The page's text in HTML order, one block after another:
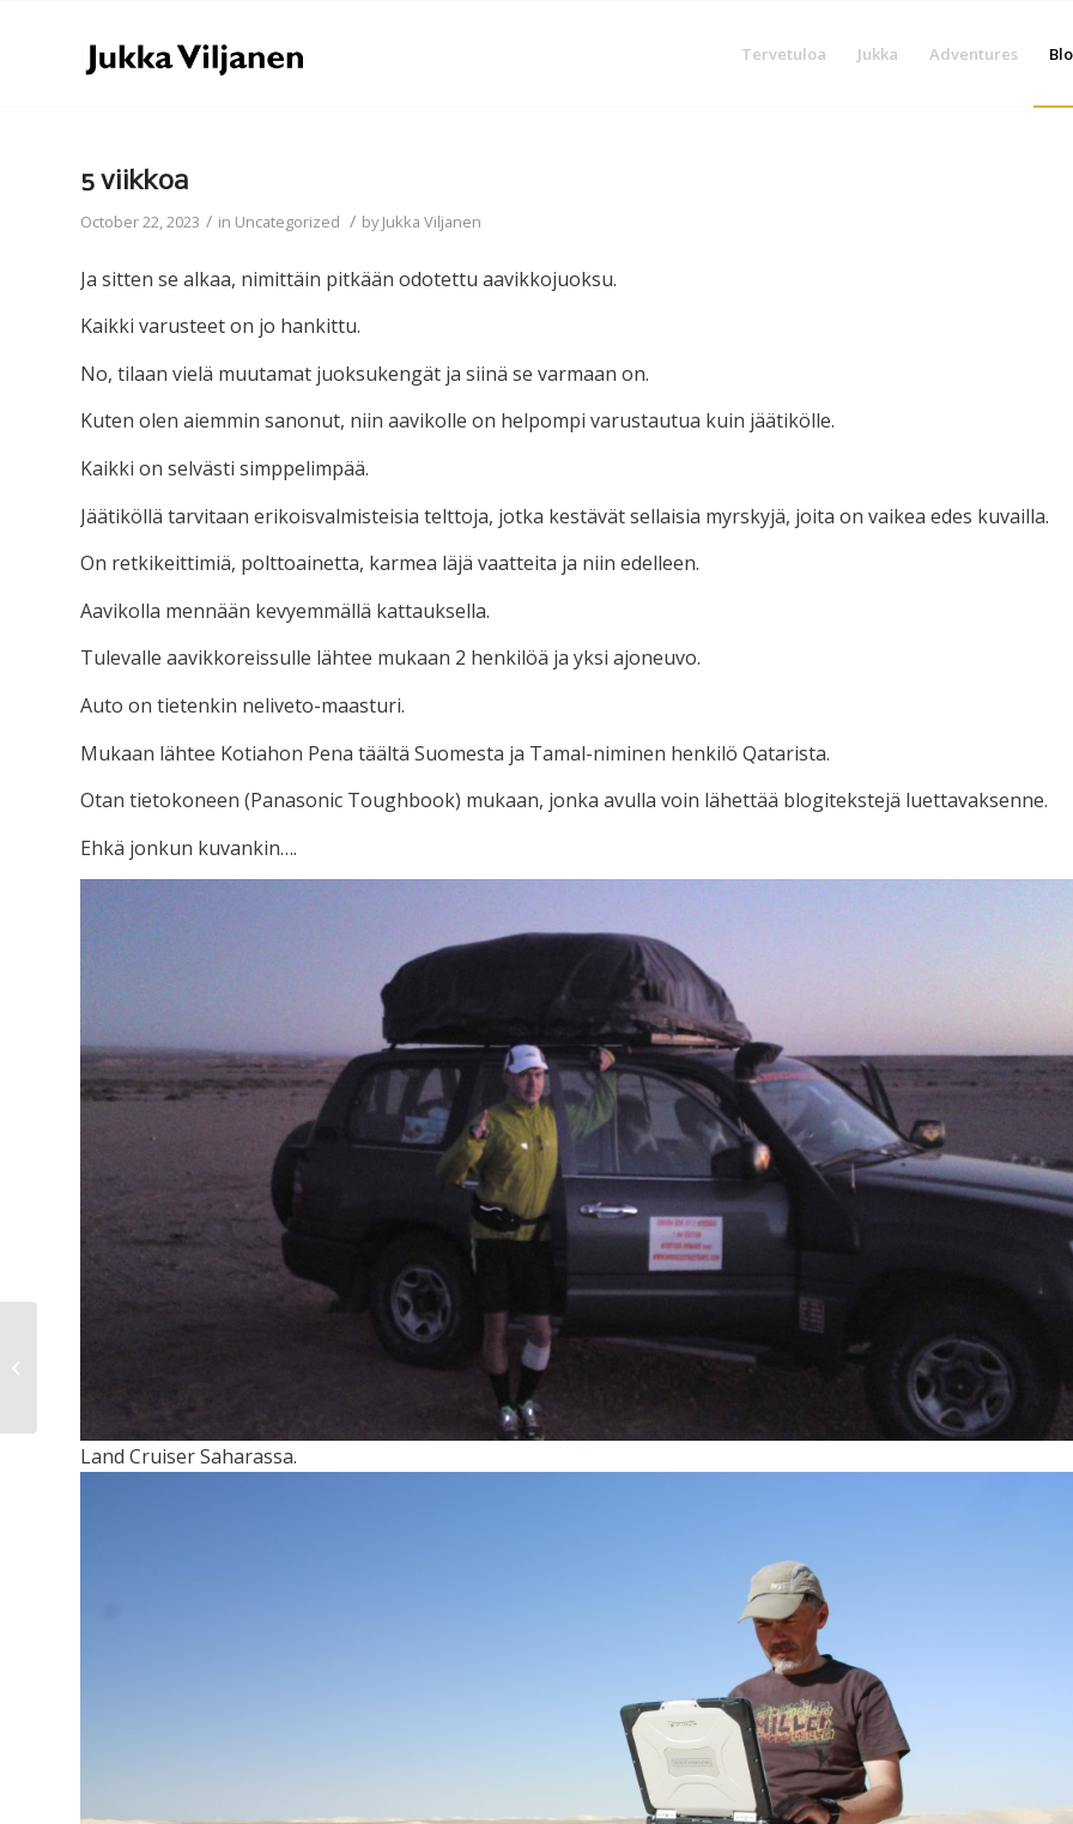
Tervetuloa Jukka Adventures
5 viikkoa
October 22, 2023 / in Uncategorized / byJukka Viljanen
Ja sitten se alkaa, nimittäin pitkään odotettu aavikkojuoksu.
Kaikki varusteet on jo hankittu.
No, tilaan vielä muutamat juoksukengät ja siinä se varmaan on.
Kuten olen aiemmin sanonut, niin aavikolle on helpompi varustautua kuin jäätikölle.
Kaikki on selvästi simppelimpää.
Jäätiköllä tarvitaan erikoisvalmisteisia telttoja, jotka kestävät sellaisia myrskyjä, joita on vaikea edes kuvailla.
On retkikeittimiä, polttoainetta, karmea läjä vaatteita ja niin edelleen.
Aavikolla mennään kevyemmällä kattauksella.
Tulevalle aavikkoreissulle lähtee mukaan 2 henkilöä ja yksi ajoneuvo.
Auto on tietenkin neliveto-maasturi.
Mukaan lähtee Kotiahon Pena täältä Suomesta ja Tamal-niminen henkilö Qatarista.
Otan tietokoneen (Panasonic Toughbook) mukaan, jonka avulla voin lähettää blogitekstejä luettavaksenne.
Ehkä jonkun kuvankin….
Land Cruiser Saharassa.